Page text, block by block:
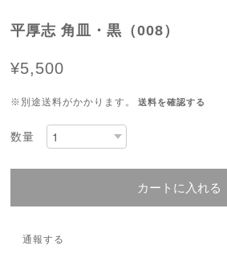
平厚志 角皿・黒（008）
¥5,500
※別途送料がかかります。 送料を確認する
数量
カートに入れる
通報する